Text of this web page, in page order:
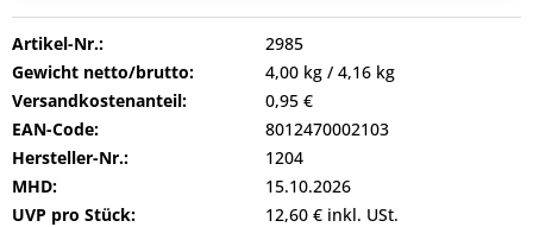
Artikel-Nr.:
2985
Gewicht netto/brutto:
4,00 kg / 4,16 kg
Versandkostenanteil:
0,95 €
EAN-Code:
8012470002103
Hersteller-Nr.:
1204
MHD:
15.10.2026
UVP pro Stück:
12,60 € inkl. USt.